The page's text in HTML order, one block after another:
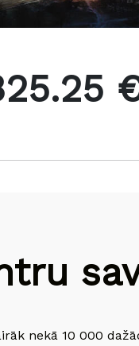
nekā 10 000